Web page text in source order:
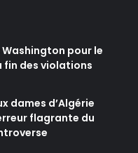
pour le
fin des violations
dames d’Algérie
flagrante du